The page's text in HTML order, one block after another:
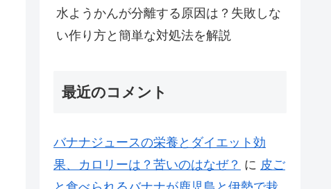
水ようかんが分離する原因は？失敗しな
い作り方と簡単な対処法を解説
最近のコメント
バナナジュースの栄養とダイエット効
果、カロリーは？苦いのはなぜ？ に 皮ご